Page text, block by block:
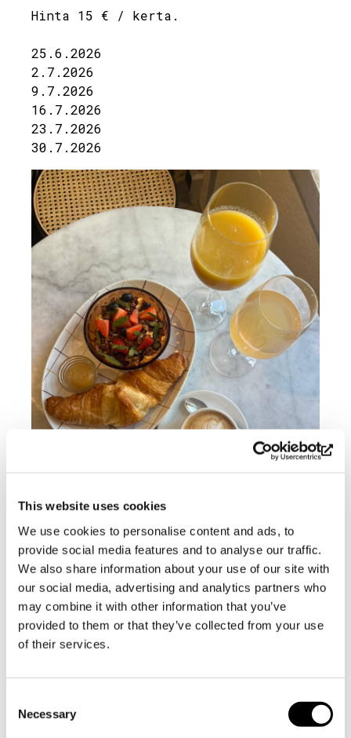
This website uses cookies
We use cookies to personalise content and ads, to
provide social media features and to analyse our traffic.
We also share information about your use of our site with
our social media, advertising and analytics partners who
may combine it with other information that you’ve
provided to them or that they’ve collected from your use
of their services.
Selection
Necessary
Hinta 15 € / kerta.
25.6.2026
2.7.2026
9.7.2026
16.7.2026
23.7.2026
30.7.2026
Amos Krog tarjoaa brunssin
joogan jälkeen! 18,50 €
Jogurtti, granola
Croissant, omenahillo
Smoothie
Kahvi/tee